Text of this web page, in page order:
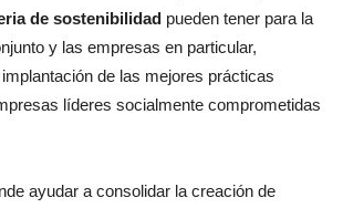
de sostenibilidad pueden tener para la
y las empresas en particular,
de las mejores prácticas
líderes socialmente comprometidas
ayudar a consolidar la creación de